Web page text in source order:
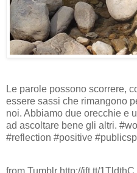
Le parole possono scorrere,
essere sassi che rimangono
noi. Abbiamo due orecchie e
ad ascoltare bene gli altri.
#reflection #positive